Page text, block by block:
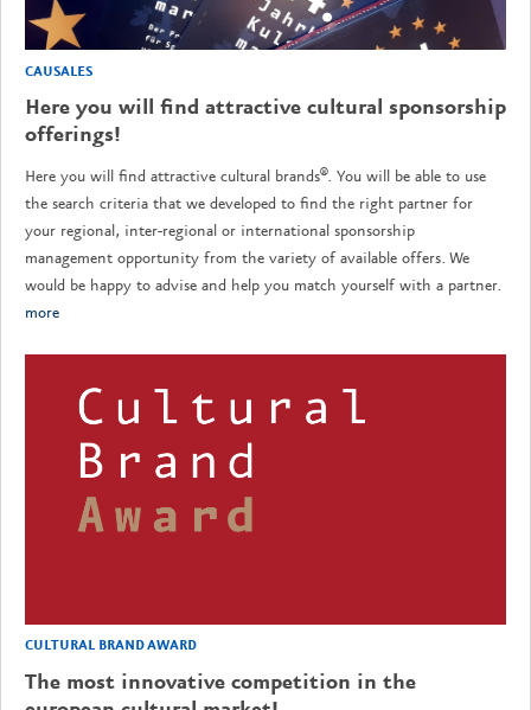
CAUSALES
Here you will find attractive cultural sponsorship
offerings!
Here you will find attractive cultural brands®. You will be able to use
the search criteria that we developed to find the right partner for
your regional, inter-regional or international sponsorship
management opportunity from the variety of available offers. We
would be happy to advise and help you match yourself with a partner.
more
CULTURAL BRAND AWARD
The most innovative competition in the